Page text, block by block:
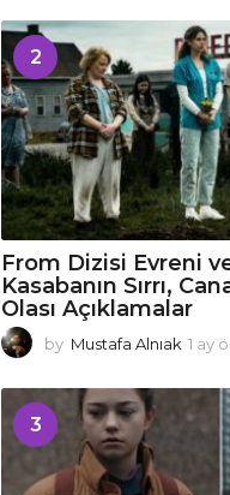
2
From Dizisi Evreni
Kasabanın Sırrı,
Olası Açıklamalar
by Mustafa Alnıak 1 ay
3